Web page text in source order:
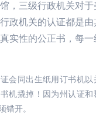
，三级行政机关对
政机关的认证都是
实性的公正书，每
会同出生纸用订书机以
机撬掉！因为州认证和
错开。